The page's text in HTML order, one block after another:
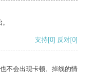
支持[0] 反对[0]
不会出现卡顿、掉线的情